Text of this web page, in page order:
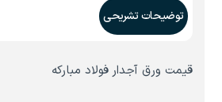
توضیحات تشریحی
قیمت ورق آجدار فولاد مبارکه